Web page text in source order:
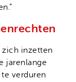
zich inzetten
jarenlange
verduren